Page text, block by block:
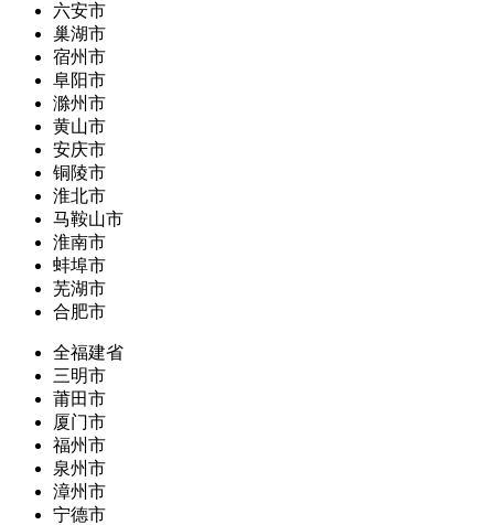
六安市
巢湖市
宿州市
阜阳市
滁州市
黄山市
安庆市
铜陵市
淮北市
马鞍山市
淮南市
蚌埠市
芜湖市
合肥市
全福建省
三明市
莆田市
厦门市
福州市
泉州市
漳州市
宁德市